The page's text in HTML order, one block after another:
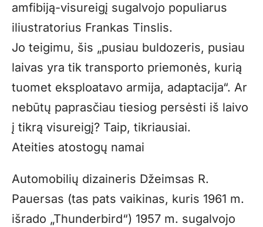
amfibiją-visureigį sugalvojo populiarus
iliustratorius Frankas Tinslis.
Jo teigimu, šis „pusiau buldozeris, pusiau
laivas yra tik transporto priemonės, kurią
tuomet eksploatavo armija, adaptacija“. Ar
nebūtų paprasčiau tiesiog persėsti iš laivo
į tikrą visureigį? Taip, tikriausiai.
Ateities atostogų namai
Automobilių dizaineris Džeimsas R.
Pauersas (tas pats vaikinas, kuris 1961 m.
išrado „Thunderbird“) 1957 m. sugalvojo